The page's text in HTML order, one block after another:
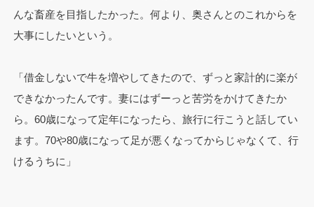
んな畜産を目指したかった。何より、奥さんとのこれからを
大事にしたいという。
「借金しないで牛を増やしてきたので、ずっと家計的に楽が
できなかったんです。妻にはずーっと苦労をかけてきたか
ら。60歳になって定年になったら、旅行に行こうと話してい
ます。70や80歳になって足が悪くなってからじゃなくて、行
けるうちに」